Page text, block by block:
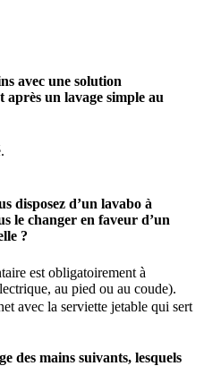
avec une solution
un lavage simple au
disposez d’un lavabo à
le changer en faveur d’un
?
est obligatoirement à
au pied ou au coude).
avec la serviette jetable qui sert
des mains suivants, lesquels